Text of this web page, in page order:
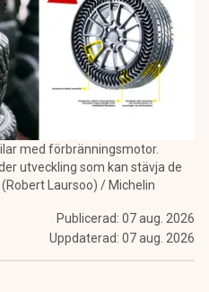
med förbränningsmotor.
utveckling som kan stävja de
Laursoo) / Michelin
Publicerad: 07 aug. 2026
Uppdaterad: 07 aug. 2026